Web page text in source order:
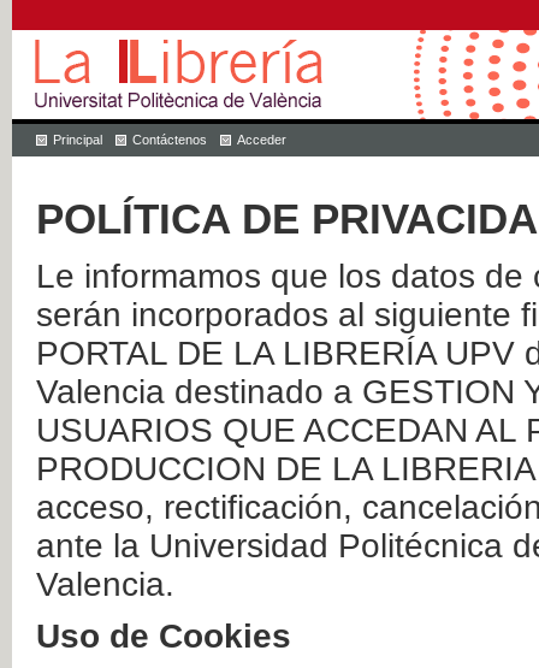
Principal Contáctenos Acceder
POLÍTICA DE
Le informamos que los datos
serán incorporados al siguiente
PORTAL DE LA LIBRERÍA
Valencia destinado a GESTION
USUARIOS QUE ACCEDAN AL
PRODUCCION DE LA
acceso, rectificación,
ante la Universidad Politécnica
Valencia.
Uso de Cookies